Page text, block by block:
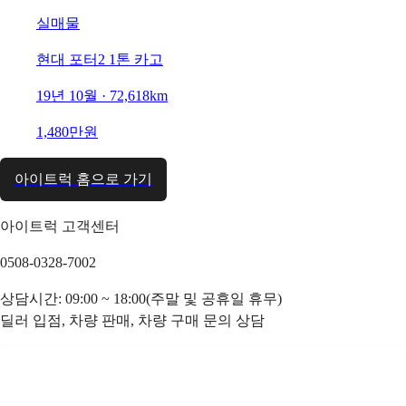
실매물
현대 포터2 1톤 카고
19년 10월 · 72,618km
1,480만원
아이트럭 홈으로 가기
아이트럭 고객센터
0508-0328-7002
상담시간: 09:00 ~ 18:00(주말 및 공휴일 휴무)
딜러 입점, 차량 판매, 차량 구매 문의 상담